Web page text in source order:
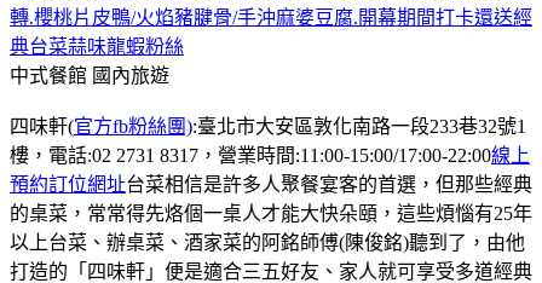
轉.櫻桃片皮鴨/火焰豬腱骨/手沖麻婆豆腐.開幕期間打卡還送經
典台菜蒜味龍蝦粉絲
中式餐館 國內旅遊
四味軒(官方fb粉絲團):臺北市大安區敦化南路一段233巷32號1
樓，電話:02 2731 8317，營業時間:11:00-15:00/17:00-22:00線上
預約訂位網址台菜相信是許多人聚餐宴客的首選，但那些經典
的桌菜，常常得先烙個一桌人才能大快朵頤，這些煩惱有25年
以上台菜、辦桌菜、酒家菜的阿銘師傅(陳俊銘)聽到了，由他
打造的「四味軒」便是適合三五好友、家人就可享受多道經典